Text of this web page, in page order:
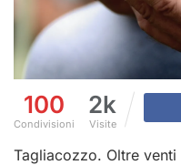
100
Condivisioni
2k
Visite
Tagliacozzo. Oltre